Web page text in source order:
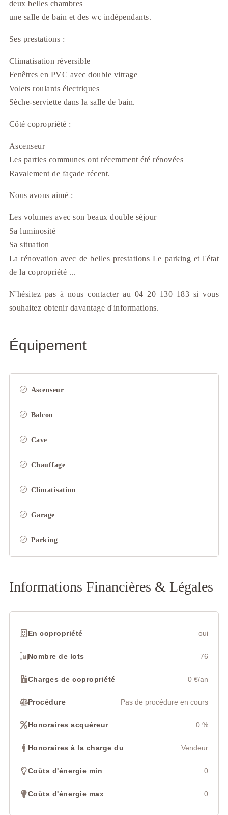
deux belles chambres
une salle de bain et des wc indépendants.
Ses prestations :
Climatisation réversible
Fenêtres en PVC avec double vitrage
Volets roulants électriques
Sèche-serviette dans la salle de bain.
Côté copropriété :
Ascenseur
Les parties communes ont récemment été rénovées
Ravalement de façade récent.
Nous avons aimé :
Les volumes avec son beaux double séjour
Sa luminosité
Sa situation
La rénovation avec de belles prestations Le parking et l'état
de la copropriété ...
N'hésitez pas à nous contacter au 04 20 130 183 si vous
souhaitez obtenir davantage d'informations.
Équipement
Ascenseur
Balcon
Cave
Chauffage
Climatisation
Garage
Parking
Informations Financières & Légales
En copropriété oui
Nombre de lots 76
Charges de copropriété 0 €/an
Procédure Pas de procédure en cours
Honoraires acquéreur 0 %
Honoraires à la charge du Vendeur
Coûts d'énergie min 0
Coûts d'énergie max 0